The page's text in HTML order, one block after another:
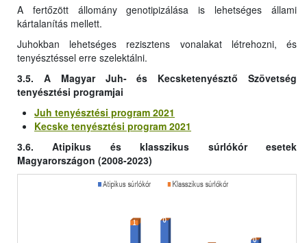
A fertőzött állomány genotipizálása is lehetséges állami
kártalanítás mellett.
Juhokban lehetséges rezisztens vonalakat létrehozni, és
tenyésztéssel erre szelektálni.
3.5. A Magyar Juh- és Kecsketenyésztő Szövetség
tenyésztési programjai
Juh tenyésztési program 2021
Kecske tenyésztési program 2021
3.6. Atipikus és klasszikus súrlókór esetek
Magyarországon (2008-2023)